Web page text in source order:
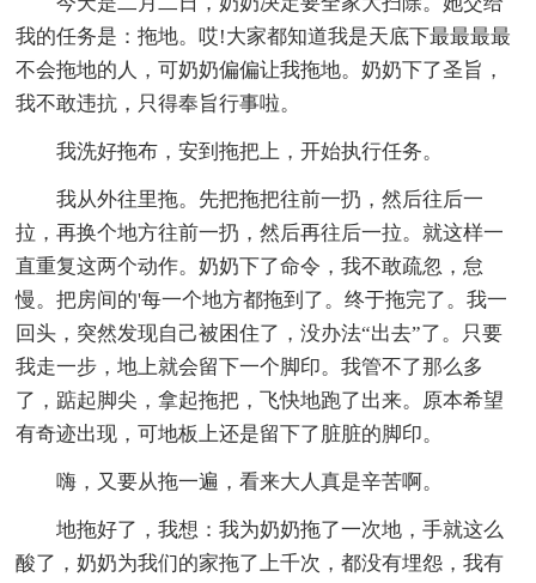
我的任务是：拖地。哎!大家都知道我是天底下最最最最
不会拖地的人，可奶奶偏偏让我拖地。奶奶下了圣旨，
我不敢违抗，只得奉旨行事啦。
我洗好拖布，安到拖把上，开始执行任务。
我从外往里拖。先把拖把往前一扔，然后往后一
拉，再换个地方往前一扔，然后再往后一拉。就这样一
直重复这两个动作。奶奶下了命令，我不敢疏忽，怠
慢。把房间的'每一个地方都拖到了。终于拖完了。我一
回头，突然发现自己被困住了，没办法“出去”了。只要
我走一步，地上就会留下一个脚印。我管不了那么多
了，踮起脚尖，拿起拖把，飞快地跑了出来。原本希望
有奇迹出现，可地板上还是留下了脏脏的脚印。
嗨，又要从拖一遍，看来大人真是辛苦啊。
地拖好了，我想：我为奶奶拖了一次地，手就这么
酸了，奶奶为我们的家拖了上千次，都没有埋怨，我有